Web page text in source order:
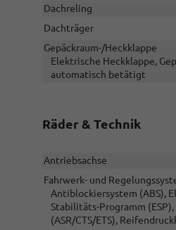
Dachreling
Dachträger
Gepäckraum-/Heckklappe
Elektrische Heckklappe,
automatisch betätigt
Räder & Technik
Antriebsachse
Fahrwerk- und
Antiblockiersystem (ABS),
Stabilitäts-Programm
(ASR/CTS/ETS),